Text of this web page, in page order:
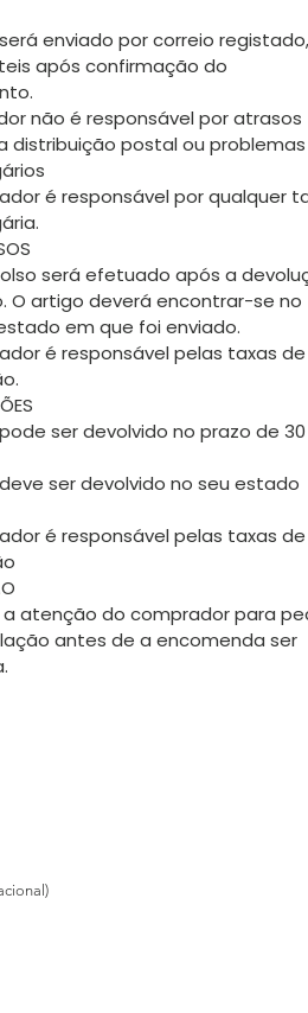
enviado por correio registado,
após confirmação do
não é responsável por atrasos
distribuição postal ou problemas
é responsável por qualquer
será efetuado após a
O artigo deverá encontrar-se no
em que foi enviado.
é responsável pelas taxas de
ser devolvido no prazo de 30
ser devolvido no seu estado
é responsável pelas taxas de
atenção do comprador para
antes de a encomenda ser